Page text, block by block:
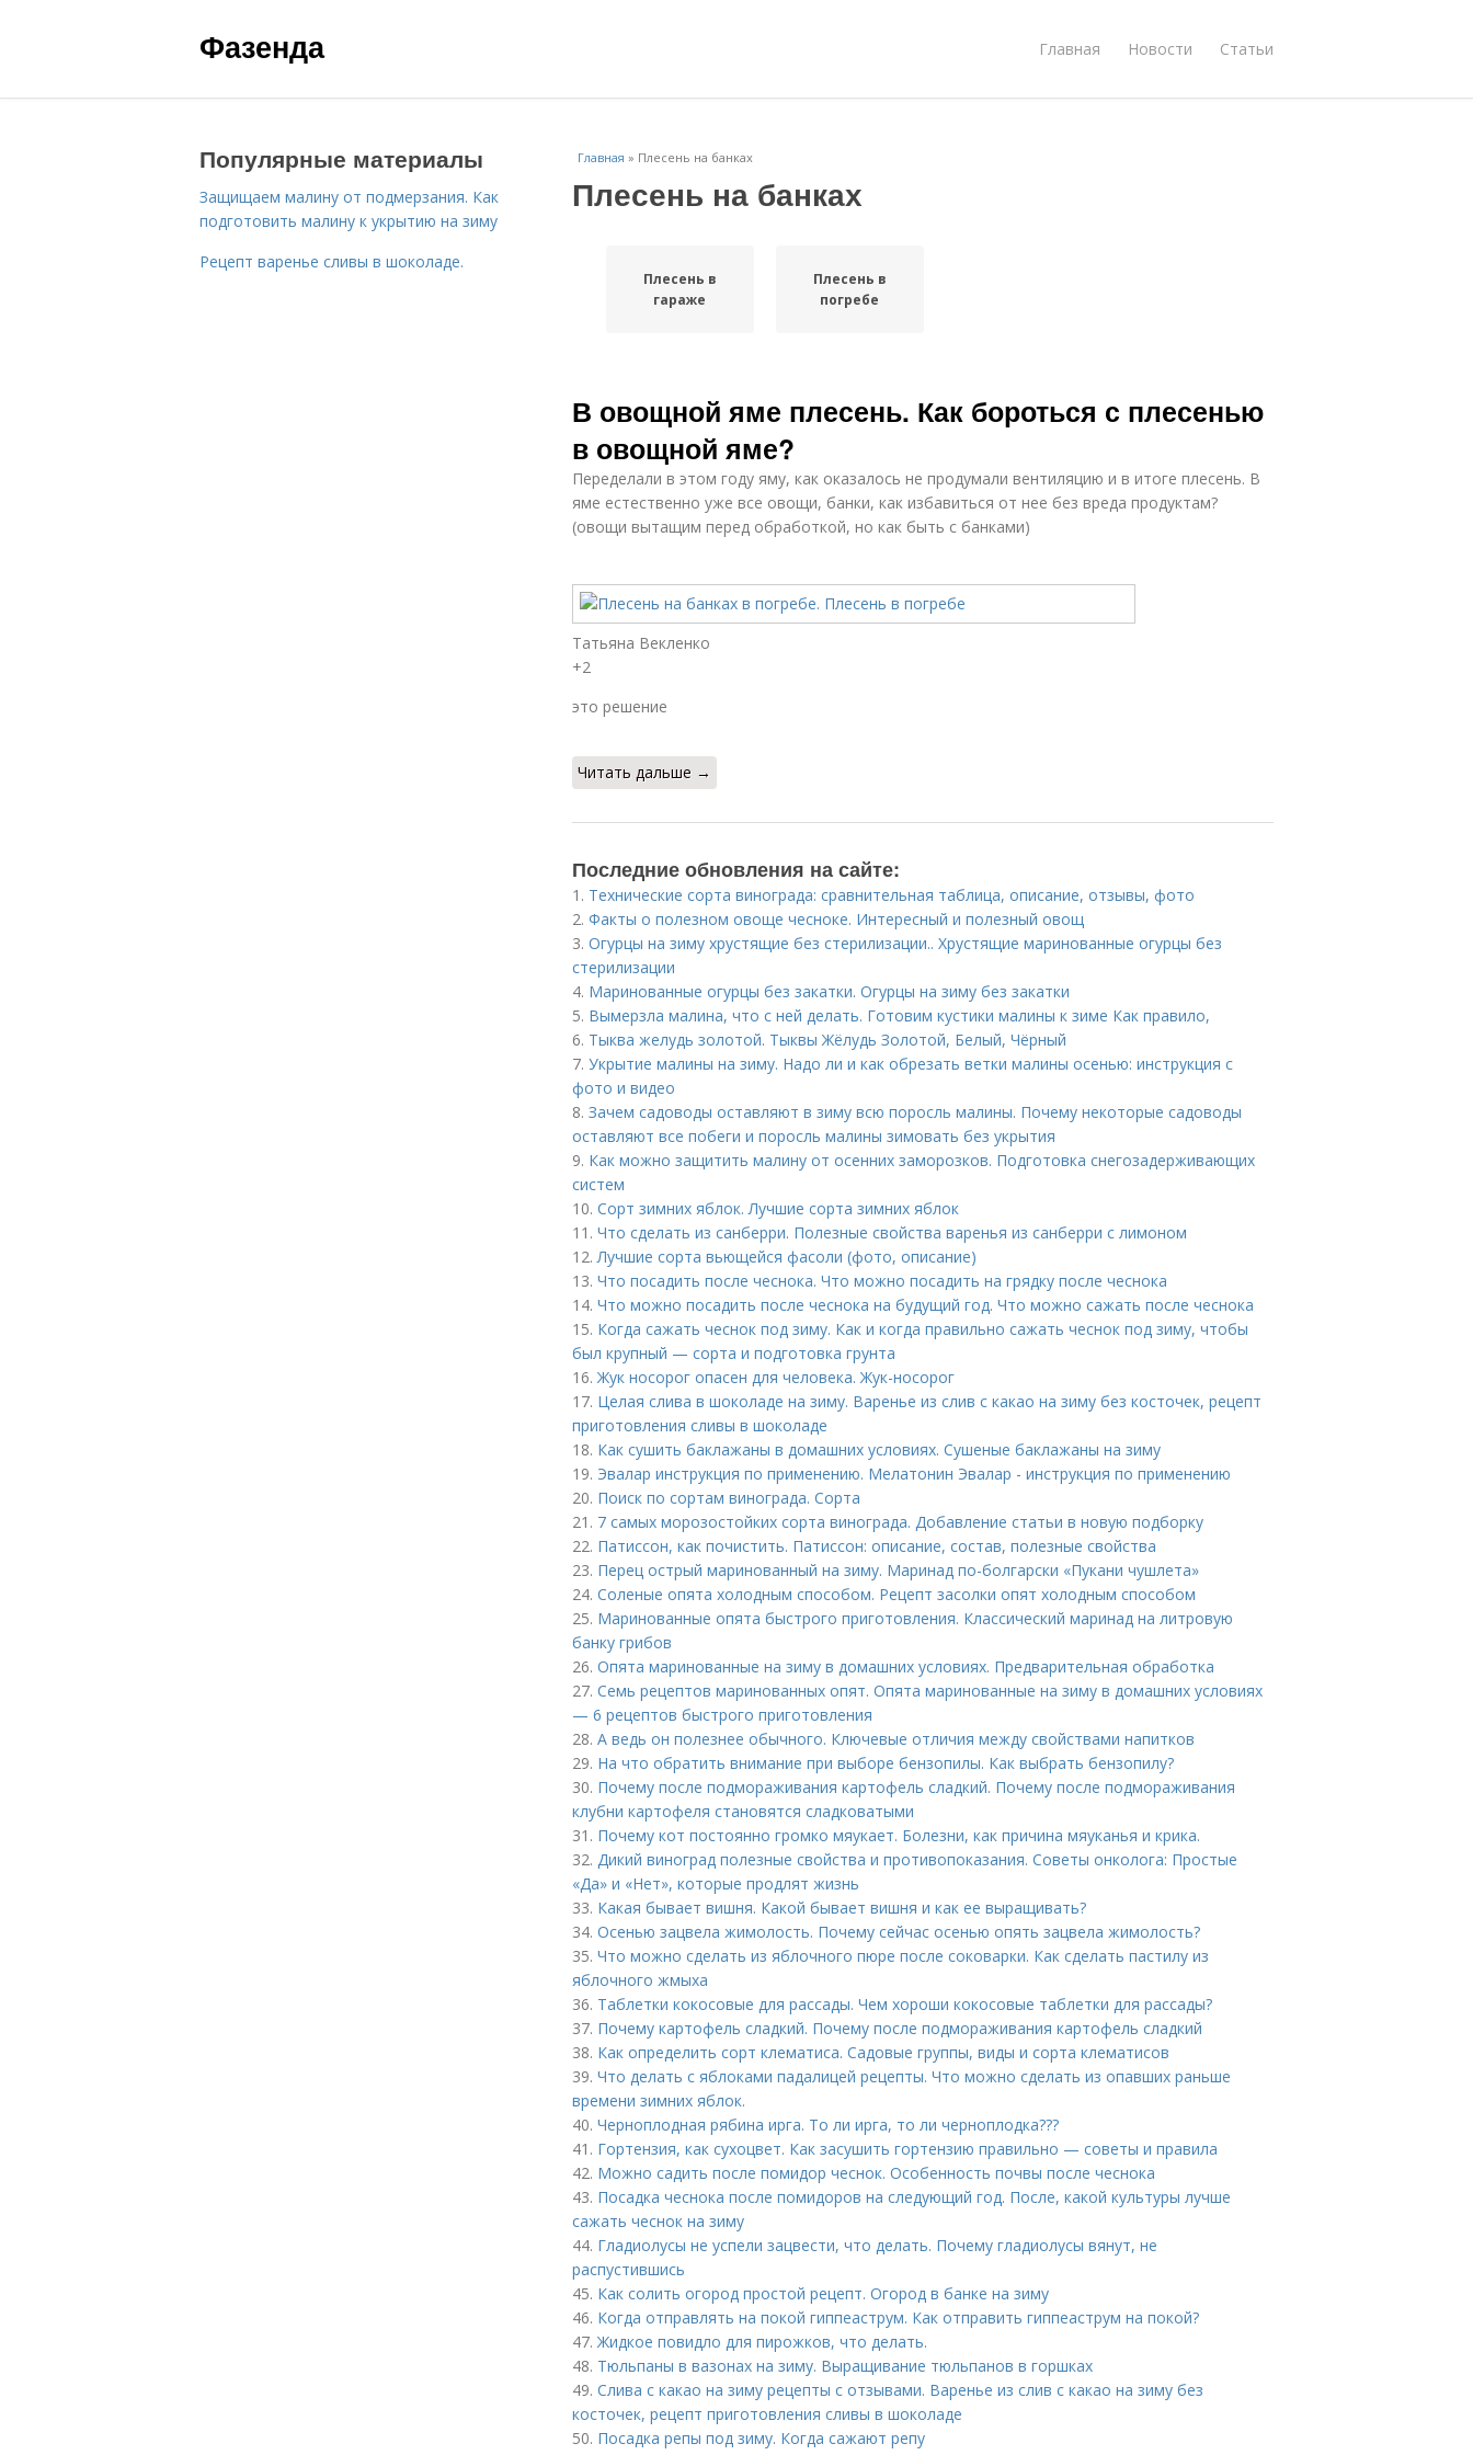
Фазенда Главная Новости Статьи
Главная » Плесень на банках
Плесень на банках
Плесень в
гараже
Плесень в
погребе
В овощной яме плесень. Как бороться с плесенью
в овощной яме?
Переделали в этом году яму, как оказалось не продумали вентиляцию и в итоге плесень. В
яме естественно уже все овощи, банки, как избавиться от нее без вреда продуктам?
(овощи вытащим перед обработкой, но как быть с банками)
Татьяна Векленко
+2
это решение
Читать дальше →
Последние обновления на сайте:
1. Технические сорта винограда: сравнительная таблица, описание, отзывы, фото
2. Факты о полезном овоще чесноке. Интересный и полезный овощ
3. Огурцы на зиму хрустящие без стерилизации.. Хрустящие маринованные огурцы без
стерилизации
4. Маринованные огурцы без закатки. Огурцы на зиму без закатки
5. Вымерзла малина, что с ней делать. Готовим кустики малины к зиме Как правило,
6. Тыква желудь золотой. Тыквы Жёлудь Золотой, Белый, Чёрный
7. Укрытие малины на зиму. Надо ли и как обрезать ветки малины осенью: инструкция с
фото и видео
8. Зачем садоводы оставляют в зиму всю поросль малины. Почему некоторые садоводы
оставляют все побеги и поросль малины зимовать без укрытия
9. Как можно защитить малину от осенних заморозков. Подготовка снегозадерживающих
систем
10. Сорт зимних яблок. Лучшие сорта зимних яблок
11. Что сделать из санберри. Полезные свойства варенья из санберри с лимоном
12.Лучшие сорта вьющейся фасоли (фото, описание)
13. Что посадить после чеснока. Что можно посадить на грядку после чеснока
14. Что можно посадить после чеснока на будущий год. Что можно сажать после чеснока
15. Когда сажать чеснок под зиму. Как и когда правильно сажать чеснок под зиму, чтобы
был крупный — сорта и подготовка грунта
16.Жук носорог опасен для человека. Жук-носорог
17. Целая слива в шоколаде на зиму. Варенье из слив с какао на зиму без косточек, рецепт
приготовления сливы в шоколаде
18. Как сушить баклажаны в домашних условиях. Сушеные баклажаны на зиму
19. Эвалар инструкция по применению. Мелатонин Эвалар - инструкция по применению
20. Поиск по сортам винограда. Сорта
21. 7 самых морозостойких сорта винограда. Добавление статьи в новую подборку
22. Патиссон, как почистить. Патиссон: описание, состав, полезные свойства
23. Перец острый маринованный на зиму. Маринад по-болгарски «Пукани чушлета»
24. Соленые опята холодным способом. Рецепт засолки опят холодным способом
25. Маринованные опята быстрого приготовления. Классический маринад на литровую
банку грибов
26. Опята маринованные на зиму в домашних условиях. Предварительная обработка
27. Семь рецептов маринованных опят. Опята маринованные на зиму в домашних условиях
— 6 рецептов быстрого приготовления
28. А ведь он полезнее обычного. Ключевые отличия между свойствами напитков
29. На что обратить внимание при выборе бензопилы. Как выбрать бензопилу?
30. Почему после подмораживания картофель сладкий. Почему после подмораживания
клубни картофеля становятся сладковатыми
31. Почему кот постоянно громко мяукает. Болезни, как причина мяуканья и крика.
32. Дикий виноград полезные свойства и противопоказания. Советы онколога: Простые
«Да» и «Нет», которые продлят жизнь
33. Какая бывает вишня. Какой бывает вишня и как ее выращивать?
34. Осенью зацвела жимолость. Почему сейчас осенью опять зацвела жимолость?
35. Что можно сделать из яблочного пюре после соковарки. Как сделать пастилу из
яблочного жмыха
36. Таблетки кокосовые для рассады. Чем хороши кокосовые таблетки для рассады?
37. Почему картофель сладкий. Почему после подмораживания картофель сладкий
38. Как определить сорт клематиса. Садовые группы, виды и сорта клематисов
39. Что делать с яблоками падалицей рецепты. Что можно сделать из опавших раньше
времени зимних яблок.
40. Черноплодная рябина ирга. То ли ирга, то ли черноплодка???
41. Гортензия, как сухоцвет. Как засушить гортензию правильно — советы и правила
42. Можно садить после помидор чеснок. Особенность почвы после чеснока
43. Посадка чеснока после помидоров на следующий год. После, какой культуры лучше
сажать чеснок на зиму
44. Гладиолусы не успели зацвести, что делать. Почему гладиолусы вянут, не
распустившись
45. Как солить огород простой рецепт. Огород в банке на зиму
46. Когда отправлять на покой гиппеаструм. Как отправить гиппеаструм на покой?
47.Жидкое повидло для пирожков, что делать.
48. Тюльпаны в вазонах на зиму. Выращивание тюльпанов в горшках
49. Слива с какао на зиму рецепты с отзывами. Варенье из слив с какао на зиму без
косточек, рецепт приготовления сливы в шоколаде
50. Посадка репы под зиму. Когда сажают репу
Популярные материалы
Защищаем малину от подмерзания. Как
подготовить малину к укрытию на зиму
Рецепт варенье сливы в шоколаде.